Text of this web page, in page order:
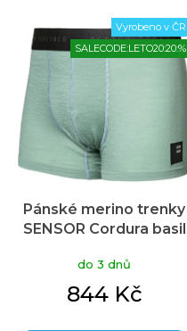
Vyrobeno v ČR
SALECODE:LETO20:20:%
Pánské merino trenky
SENSOR Cordura basil
do 3 dnů
844 Kč